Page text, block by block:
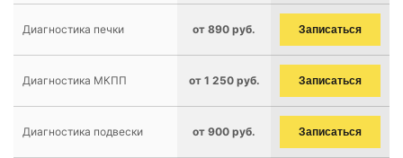
Диагностика печки от 890 руб. Записаться
Диагностика МКПП от 1 250 руб. Записаться
Диагностика подвески от 900 руб. Записаться